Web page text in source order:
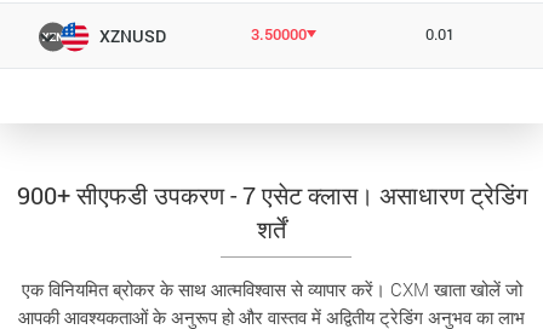
XZNUSD 3.50000 0.01
900+ सीएफडी उपकरण - 7 एसेट क्लास। असाधारण ट्रेडिंग
शर्तें
एक विनियमित ब्रोकर के साथ आत्मविश्वास से व्यापार करें। CXM खाता खोलें जो
आपकी आवश्यकताओं के अनुरूप हो और वास्तव में अद्वितीय ट्रेडिंग अनुभव का लाभ